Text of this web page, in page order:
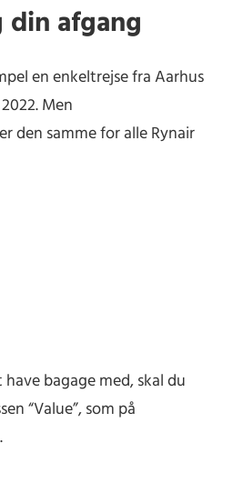
afgang
en enkeltrejse fra Aarhus
Men
den samme for alle Rynair
bagage med, skal du
“Value”, som på